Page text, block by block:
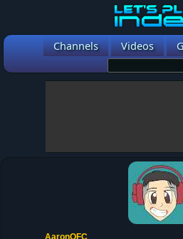
Channels Videos
AaronOFC